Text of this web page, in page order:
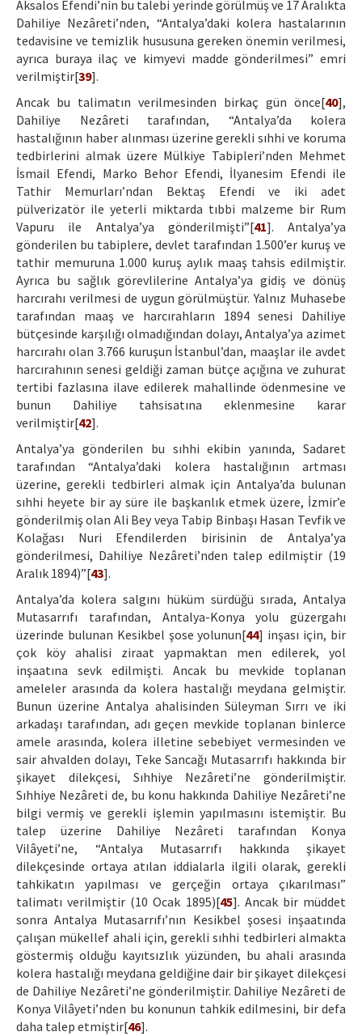
Aksalos Efendi’nin bu talebi yerinde görülmüş ve 17 Aralıkta
Dahiliye Nezâreti’nden, “Antalya’daki kolera hastalarının
tedavisine ve temizlik hususuna gereken önemin verilmesi,
ayrıca buraya ilaç ve kimyevi madde gönderilmesi” emri
verilmiştir[39].
Ancak bu talimatın verilmesinden birkaç gün önce[40],
Dahiliye Nezâreti tarafından, “Antalya’da kolera
hastalığının haber alınması üzerine gerekli sıhhi ve koruma
tedbirlerini almak üzere Mülkiye Tabipleri’nden Mehmet
İsmail Efendi, Marko Behor Efendi, İlyanesim Efendi ile
Tathir Memurları’ndan Bektaş Efendi ve iki adet
pülverizatör ile yeterli miktarda tıbbi malzeme bir Rum
Vapuru ile Antalya’ya gönderilmişti”[41]. Antalya’ya
gönderilen bu tabiplere, devlet tarafından 1.500’er kuruş ve
tathir memuruna 1.000 kuruş aylık maaş tahsis edilmiştir.
Ayrıca bu sağlık görevlilerine Antalya’ya gidiş ve dönüş
harcırahı verilmesi de uygun görülmüştür. Yalnız Muhasebe
tarafından maaş ve harcırahların 1894 senesi Dahiliye
bütçesinde karşılığı olmadığından dolayı, Antalya’ya azimet
harcırahı olan 3.766 kuruşun İstanbul’dan, maaşlar ile avdet
harcırahının senesi geldiği zaman bütçe açığına ve zuhurat
tertibi fazlasına ilave edilerek mahallinde ödenmesine ve
bunun Dahiliye tahsisatına eklenmesine karar
verilmiştir[42].
Antalya’ya gönderilen bu sıhhi ekibin yanında, Sadaret
tarafından “Antalya’daki kolera hastalığının artması
üzerine, gerekli tedbirleri almak için Antalya’da bulunan
sıhhi heyete bir ay süre ile başkanlık etmek üzere, İzmir’e
gönderilmiş olan Ali Bey veya Tabip Binbaşı Hasan Tevfik ve
Kolağası Nuri Efendilerden birisinin de Antalya’ya
gönderilmesi, Dahiliye Nezâreti’nden talep edilmiştir (19
Aralık 1894)”[43].
Antalya’da kolera salgını hüküm sürdüğü sırada, Antalya
Mutasarrıfı tarafından, Antalya-Konya yolu güzergahı
üzerinde bulunan Kesikbel şose yolunun[44] inşası için, bir
çok köy ahalisi ziraat yapmaktan men edilerek, yol
inşaatına sevk edilmişti. Ancak bu mevkide toplanan
ameleler arasında da kolera hastalığı meydana gelmiştir.
Bunun üzerine Antalya ahalisinden Süleyman Sırrı ve iki
arkadaşı tarafından, adı geçen mevkide toplanan binlerce
amele arasında, kolera illetine sebebiyet vermesinden ve
sair ahvalden dolayı, Teke Sancağı Mutasarrıfı hakkında bir
şikayet dilekçesi, Sıhhiye Nezâreti’ne gönderilmiştir.
Sıhhiye Nezâreti de, bu konu hakkında Dahiliye Nezâreti’ne
bilgi vermiş ve gerekli işlemin yapılmasını istemiştir. Bu
talep üzerine Dahiliye Nezâreti tarafından Konya
Vilâyeti’ne, “Antalya Mutasarrıfı hakkında şikayet
dilekçesinde ortaya atılan iddialarla ilgili olarak, gerekli
tahkikatın yapılması ve gerçeğin ortaya çıkarılması”
talimatı verilmiştir (10 Ocak 1895)[45]. Ancak bir müddet
sonra Antalya Mutasarrıfı’nın Kesikbel şosesi inşaatında
çalışan mükellef ahali için, gerekli sıhhi tedbirleri almakta
göstermiş olduğu kayıtsızlık yüzünden, bu ahali arasında
kolera hastalığı meydana geldiğine dair bir şikayet dilekçesi
de Dahiliye Nezâreti’ne gönderilmiştir. Dahiliye Nezâreti de
Konya Vilâyeti’nden bu konunun tahkik edilmesini, bir defa
daha talep etmiştir[46].